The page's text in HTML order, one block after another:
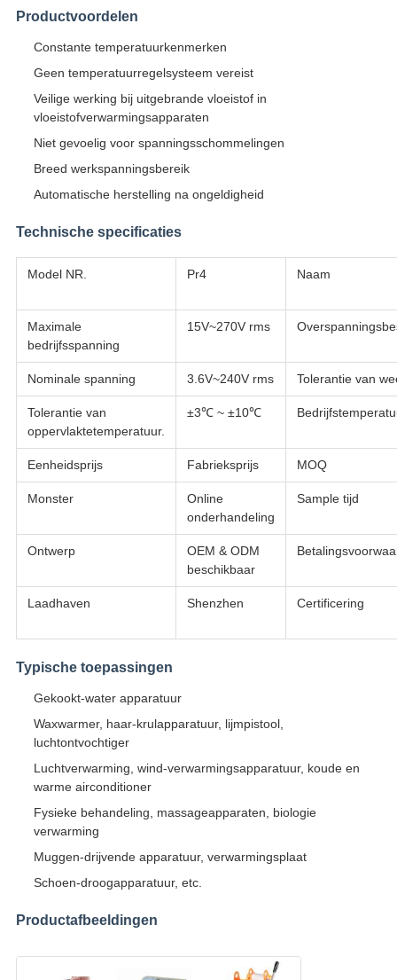
Productvoordelen
Constante temperatuurkenmerken
Geen temperatuurregelsysteem vereist
Veilige werking bij uitgebrande vloeistof in
vloeistofverwarmingsapparaten
Niet gevoelig voor spanningsschommelingen
Breed werkspanningsbereik
Automatische herstelling na ongeldigheid
Technische specificaties
Model NR. Pr4 Naam
Maximale
bedrijfsspanning
15V~270V rms
Nominale spanning 3.6V~240V rms Tolerantie van
Tolerantie van
oppervlaktetemperatuur.
±3℃ ~ ±10℃
Eenheidsprijs Fabrieksprijs MOQ
Monster
Online
onderhandeling
Sample tijd
Ontwerp
OEM & ODM
beschikbaar
Laadhaven Shenzhen Certificering
Typische toepassingen
Gekookt-water apparatuur
Waxwarmer, haar-krulapparatuur, lijmpistool,
luchtontvochtiger
Luchtverwarming, wind-verwarmingsapparatuur, koude en
warme airconditioner
Fysieke behandeling, massageapparaten, biologie
verwarming
Muggen-drijvende apparatuur, verwarmingsplaat
Schoen-droogapparatuur, etc.
Productafbeeldingen